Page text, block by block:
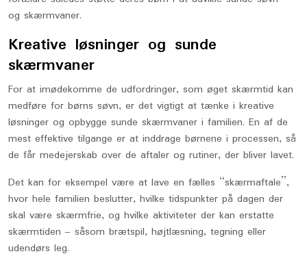
og skærmvaner.
Kreative løsninger og sunde
skærmvaner
For at imødekomme de udfordringer, som øget skærmtid kan
medføre for børns søvn, er det vigtigt at tænke i kreative
løsninger og opbygge sunde skærmvaner i familien. En af de
mest effektive tilgange er at inddrage børnene i processen, så
de får medejerskab over de aftaler og rutiner, der bliver lavet.
Det kan for eksempel være at lave en fælles “skærmaftale”,
hvor hele familien beslutter, hvilke tidspunkter på dagen der
skal være skærmfrie, og hvilke aktiviteter der kan erstatte
skærmtiden – såsom brætspil, højtlæsning, tegning eller
udendørs leg.